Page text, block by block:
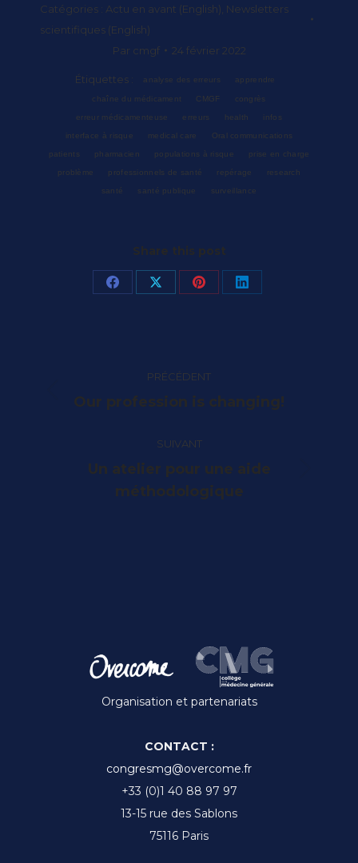
Catégories : Actu en avant (English) Newsletters
scientifiques (English)
Par cmgf 24 février 2022
Étiquettes : analyse des erreurs apprendre
chaîne du médicament CMGF congrès
erreur médicamenteuse erreurs health infos
interface à risque medical care Oral communications
patients pharmacien populations à risque prise en charge
problème professionnels de santé repérage research
santé santé publique surveillance
Share this post
PartagerPartagerPartagerPartager
PRÉCÉDENT
Article
:
Our profession is changing!
SUIVANT
Article
suivant
Un atelier pour une aide
méthodologique
Organisation et partenariats
CONTACT :
congresmg@overcome.fr
+33 (0)1 40 88 97 97
13-15 rue des Sablons
75116 Paris